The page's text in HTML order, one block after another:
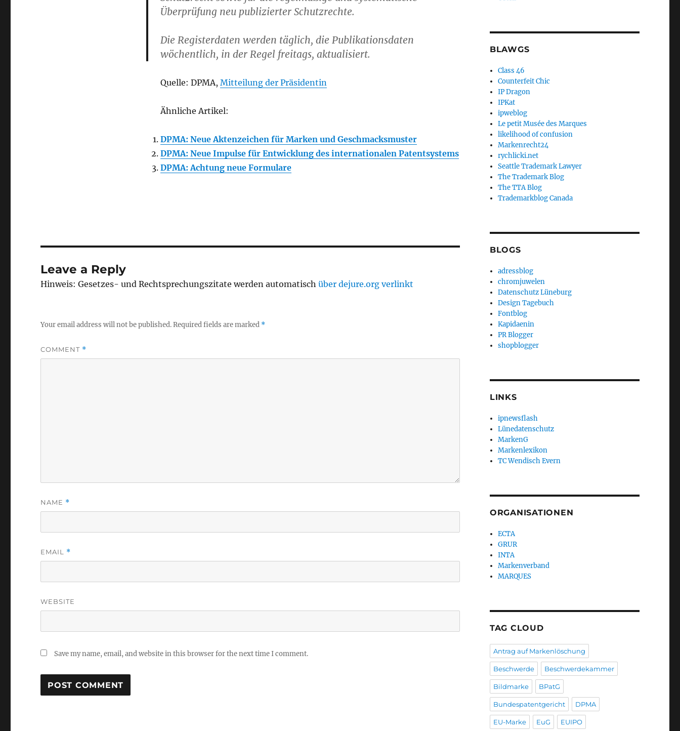
Überprüfung neu publizierter Schutzrechte.
Die Registerdaten werden täglich, die Publikationsdaten
wöchentlich, in der Regel freitags, aktualisiert.
Quelle: DPMA, Mitteilung der Präsidentin
Ähnliche Artikel:
DPMA: Neue Aktenzeichen für Marken und Geschmacksmuster
DPMA: Neue Impulse für Entwicklung des internationalen Patentsystems
DPMA: Achtung neue Formulare
Leave a Reply
Hinweis: Gesetzes- und Rechtsprechungszitate werden automatischüber dejure.org verlinkt
Your email address will not be published.Required fields are marked *
COMMENT *
NAME *
EMAIL *
WEBSITE
Save my name, email, and website in this browser for the next time I comment.
BLAWGS
Class 46
Counterfeit Chic
IP Dragon
IPKat
ipweblog
Le petit Musée des Marques
likelihood of confusion
Markenrecht24
rychlicki.net
Seattle Trademark Lawyer
The Trademark Blog
The TTA Blog
Trademarkblog Canada
BLOGS
adressblog
chromjuwelen
Datenschutz Lüneburg
Design Tagebuch
Fontblog
Kapidaenin
PR Blogger
shopblogger
LINKS
ipnewsflash
Lünedatenschutz
MarkenG
Markenlexikon
TC Wendisch Evern
ORGANISATIONEN
ECTA
GRUR
INTA
Markenverband
MARQUES
TAG CLOUD
Antrag auf Markenlöschung
Beschwerde Beschwerdekammer
Bildmarke BPatG
Bundespatentgericht DPMA
EU-Marke EuG EUIPO